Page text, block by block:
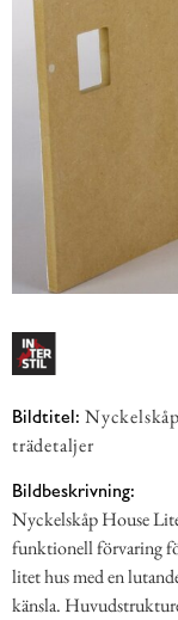
Bildtitel:
trädetaljer
Bildbeskrivning:
Nyckelskåp House
funktionell förvaring
litet hus med en
känsla.